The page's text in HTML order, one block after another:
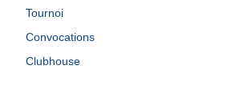
Tournoi
Convocations
Clubhouse